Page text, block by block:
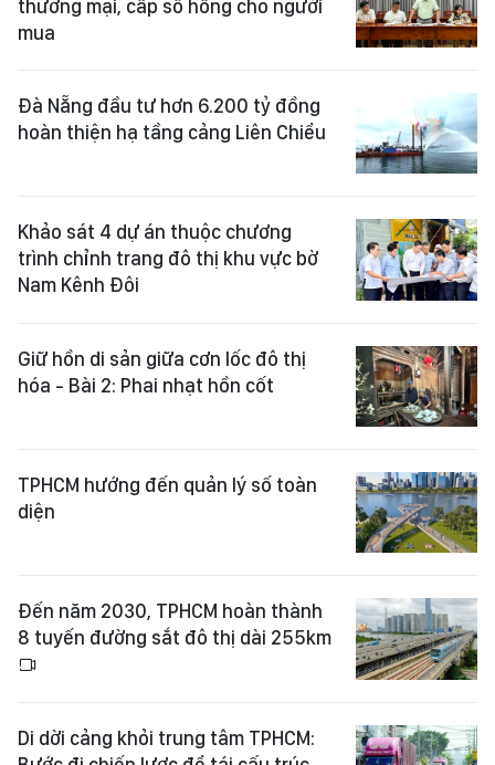
thương mại, cấp sổ hồng cho người
mua
Đà Nẵng đầu tư hơn 6.200 tỷ đồng
hoàn thiện hạ tầng cảng Liên Chiểu
Khảo sát 4 dự án thuộc chương
trình chỉnh trang đô thị khu vực bờ
Nam Kênh Đôi
Giữ hồn di sản giữa cơn lốc đô thị
hóa - Bài 2: Phai nhạt hồn cốt
TPHCM hướng đến quản lý số toàn
diện
Đến năm 2030, TPHCM hoàn thành
8 tuyến đường sắt đô thị dài 255km
Di dời cảng khỏi trung tâm TPHCM: